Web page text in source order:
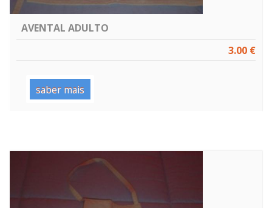
AVENTAL ADULTO
3.00 €
saber mais